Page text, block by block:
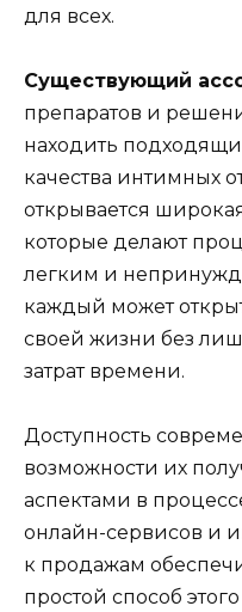
для всех.
Существующий
препаратов и
находить
качества интимных
открывается
которые делают
легким и
каждый может
своей жизни без
затрат времени.
Доступность
возможности их
аспектами в
онлайн-сервисов и
к продажам
простой способ